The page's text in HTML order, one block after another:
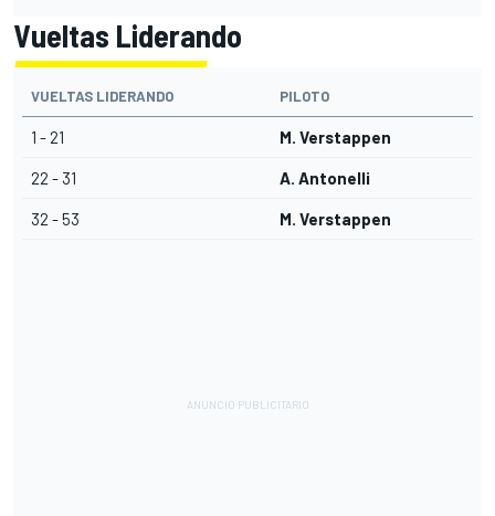
Vueltas Liderando
VUELTAS LIDERANDO PILOTO
1 - 21 M. Verstappen
22 - 31 A. Antonelli
32 - 53 M. Verstappen